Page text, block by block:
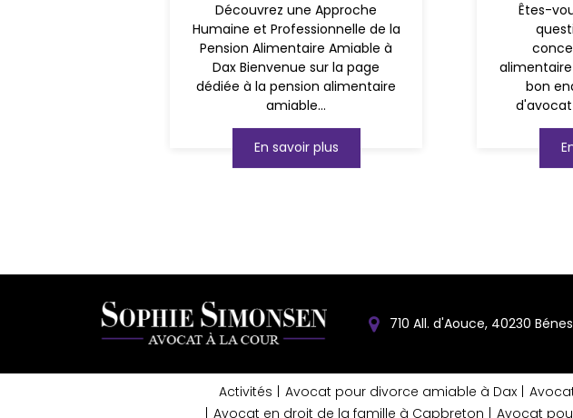
Découvrez une Approche
Humaine et Professionnelle de la
Pension Alimentaire Amiable à
Dax Bienvenue sur la page
dédiée à la pension alimentaire
amiable...
En savoir plus
Êtes-
alimentaire
bon
d'avocat
710 All. d'Aouce, 40230
Activités Avocat pour divorce amiable à Dax
Avocat en droit de la famille à Capbreton
Avocat